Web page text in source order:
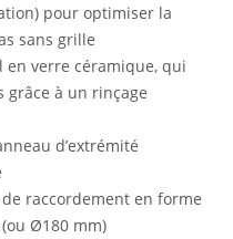
pour optimiser la
sans grille
en verre céramique, qui
à un rinçage
d’extrémité
raccordement en forme
Ø180 mm)